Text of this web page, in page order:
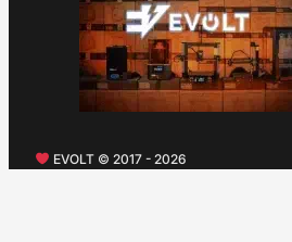
EVOLT © 2017 - 2026